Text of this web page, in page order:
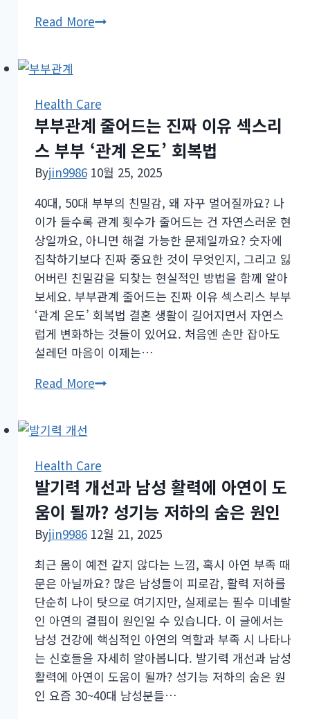
법,
단
부
터
치
료
까
지
Read More질
별
증
상
총
리
가
려
움
완
화
를
위
올
정
습
관
Health Care
부부관계 줄어드는 진짜 이유 섹스리
스 부부 ‘관계 온도’ 회복법
Byjin9986 10월 25, 2025
40대, 50대 부부의 친밀감, 왜 자꾸 멀어질까요? 나
이가 들수록 관계 횟수가 줄어드는 건 자연스러운 현
상일까요, 아니면 해결 가능한 문제일까요? 숫자에
집착하기보다 진짜 중요한 것이 무엇인지, 그리고 잃
어버린 친밀감을 되찾는 현실적인 방법을 함께 알아
보세요. 부부관계 줄어드는 진짜 이유 섹스리스 부부
‘관계 온도’ 회복법 결혼 생활이 길어지면서 자연스
럽게 변화하는 것들이 있어요. 처음엔 손만 잡아도
설레던 마음이 이제는…
Read More부
어
드
는
진
이
유
섹
스
리
스
부
부
Health Care
발기력 개선과 남성 활력에 아연이 도
움이 될까? 성기능 저하의 숨은 원인
Byjin9986 12월 21, 2025
최근 몸이 예전 같지 않다는 느낌, 혹시 아연 부족 때
문은 아닐까요? 많은 남성들이 피로감, 활력 저하를
단순히 나이 탓으로 여기지만, 실제로는 필수 미네랄
인 아연의 결핍이 원인일 수 있습니다. 이 글에서는
남성 건강에 핵심적인 아연의 역할과 부족 시 나타나
는 신호들을 자세히 알아봅니다. 발기력 개선과 남성
활력에 아연이 도움이 될까? 성기능 저하의 숨은 원
인 요즘 30~40대 남성분들…